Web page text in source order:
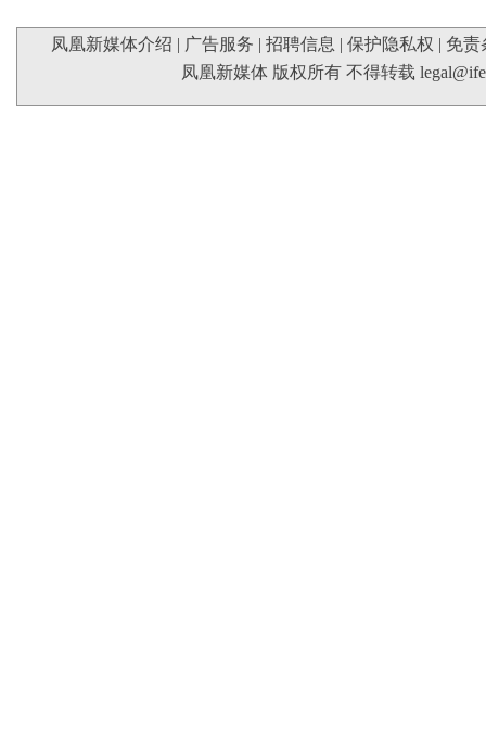
凤凰新媒体介绍 | 广告服务 | 招聘信息 | 保护隐私权 | 免责
凤凰新媒体 版权所有 不得转载